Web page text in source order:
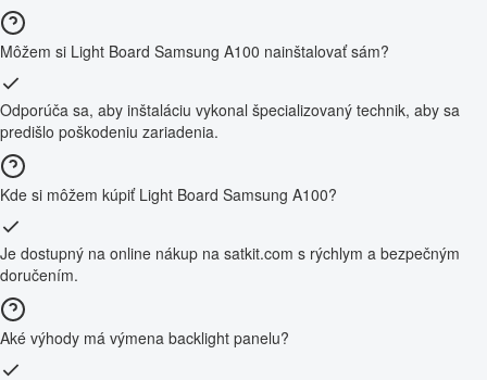
Môžem si Light Board Samsung A100 nainštalovať sám?
Odporúča sa, aby inštaláciu vykonal špecializovaný technik, aby sa
predišlo poškodeniu zariadenia.
Kde si môžem kúpiť Light Board Samsung A100?
Je dostupný na online nákup na satkit.com s rýchlym a bezpečným
doručením.
Aké výhody má výmena backlight panelu?